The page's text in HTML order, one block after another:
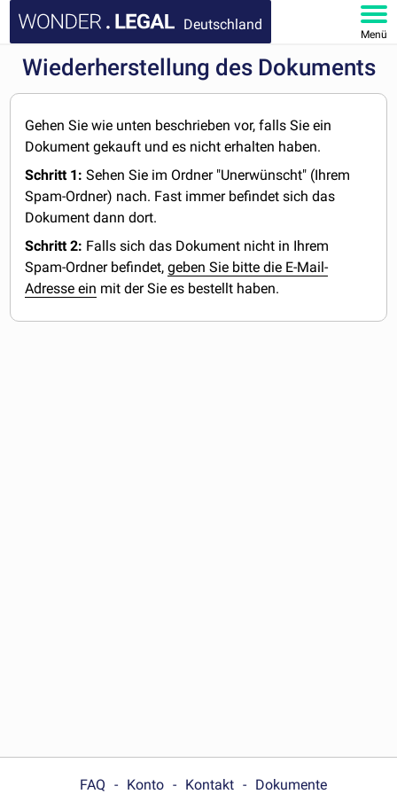
Deutschland
Menü
HOMEPAGE
KONTAKT
MEIN KONTO
Wiederherstellung des Dokuments
Gehen Sie wie unten beschrieben vor, falls Sie ein
Dokument gekauft und es nicht erhalten haben.
Schritt 1: Sehen Sie im Ordner "Unerwünscht" (Ihrem
Spam-Ordner) nach. Fast immer befindet sich das
Dokument dann dort.
Schritt 2: Falls sich das Dokument nicht in Ihrem
Spam-Ordner befindet,geben Sie bitte die E-Mail-
Adresse ein mit der Sie es bestellt haben.
FAQ Konto Kontakt Dokumente